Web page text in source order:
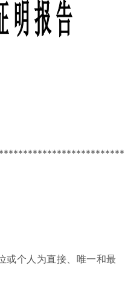
或个人为直接、唯一和最